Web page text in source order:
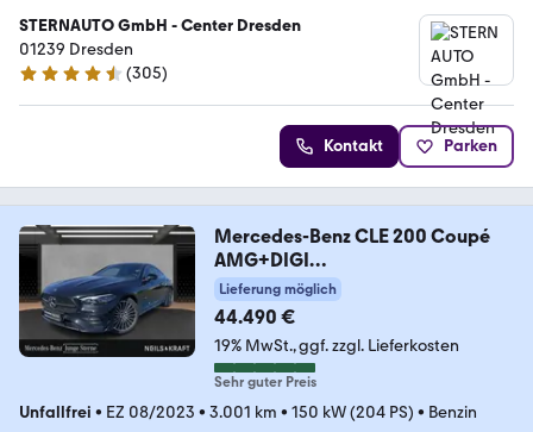
STERNAUTO GmbH - Center Dresden
01239 Dresden
4.5 Sterne
(305)
Kontakt Parken
Mercedes-Benz CLE 200 Coupé
AMG+DIGI
LIGHT+MEMORY+AMBIENTE+KA
M
Lieferung möglich
44.490 €
19% MwSt. ggf. zzgl. Lieferkosten
Sehr guter Preis
Unfallfrei • EZ 08/2023 • 3.001 km • 150 kW (204 PS) • Benzin